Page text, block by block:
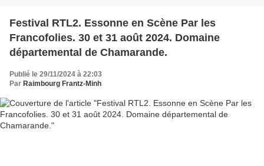
Festival RTL2. Essonne en Scène Par les
Francofolies. 30 et 31 août 2024. Domaine
départemental de Chamarande.
Publié le 29/11/2024 à 22:03
Par Raimbourg Frantz-Minh